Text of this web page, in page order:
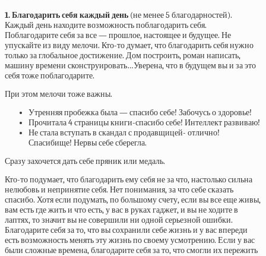
1. Благодарить себя каждый день (не менее 5 благодарностей).
Каждый день находите возможность поблагодарить себя.
Поблагодарите себя за все — прошлое, настоящее и будущее. Не
упускайте из виду мелочи. Кто-то думает, что благодарить себя нужно
только за глобальное достижение. Дом построить, роман написать,
машину времени сконструировать…Уверена, что в будущем вы и за это
себя тоже поблагодарите.
При этом мелочи тоже важны.
Утренняя пробежка была — спасибо себе! Забочусь о здоровье!
Прочитала 4 страницы книги-спасибо себе! Интеллект развиваю!
Не стала вступать в скандал с продавщицей- отлично!
Спасибище! Нервы себе сберегла.
Сразу захочется дать себе пряник или медаль.
Кто-то подумает, что благодарить ему себя не за что, настолько сильна
нелюбовь и непринятие себя. Нет понимания, за что себе сказать
спасибо. Хотя если подумать, по большому счету, если вы все еще живы,
вам есть где жить и что есть, у вас в руках гаджет, и вы не ходите в
лаптях, то значит вы не совершили ни одной серьезной ошибки.
Благодарите себя за то, что вы сохранили себе жизнь и у вас впереди
есть возможность менять эту жизнь по своему усмотрению. Если у вас
были сложные времена, благодарите себя за то, что смогли их пережить